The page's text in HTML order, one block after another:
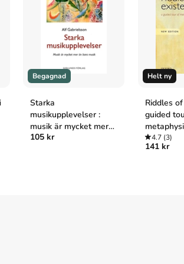
och sparauppåt 25% jämfört med
uppl. Oxford University Press.
(Oxford University Press, 2021).
Begagnad
Starka
musikupplevelser :
musik är mycket mer
än bara musik
105 kr
Helt ny
Riddles
guided
4.7(3)
141 kr